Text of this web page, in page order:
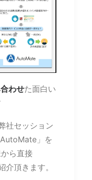
わせた面白い
社セッション
」を
ら直接
介頂きます。